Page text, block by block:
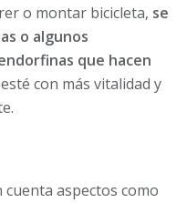
o montar bicicleta, se
o algunos
que hacen
con más vitalidad y
aspectos como